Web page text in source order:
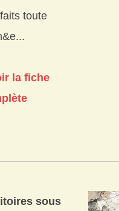
toute
la fiche
sous